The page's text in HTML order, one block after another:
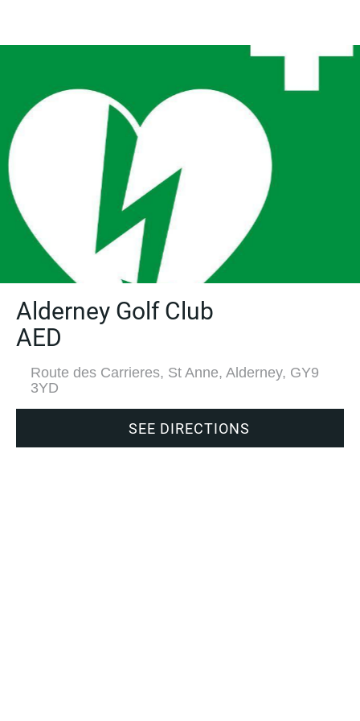
Alderney Golf Club
AED
Route des Carrieres, St Anne, Alderney, GY9
3YD
SEE DIRECTIONS